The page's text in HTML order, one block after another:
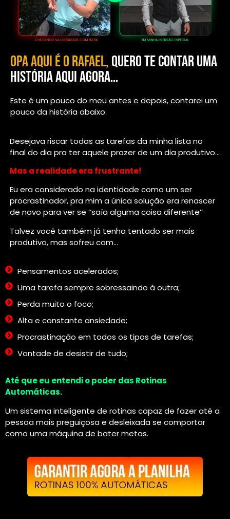
opa aqui é o rafael,quero te contar uma
história aqui agora…
Este é um pouco do meu antes e depois, contarei um
pouco da história abaixo.
Desejava riscar todas as tarefas da minha lista no
final do dia pra ter aquele prazer de um dia produtivo…
Mas a realidade era frustrante!
Eu era considerado na identidade como um ser
procrastinador, pra mim a única solução era renascer
de novo para ver se ‘‘saía alguma coisa diferente’’
Talvez você também já tenha tentado ser mais
produtivo, mas sofreu com…
Pensamentos acelerados;
Uma tarefa sempre sobressaindo à outra;
Perda muito o foco;
Alta e constante ansiedade;
Procrastinação em todos os tipos de tarefas;
Vontade de desistir de tudo;
Até que eu entendi o poder das Rotinas
Automáticas.
Um sistema inteligente de rotinas capaz de fazer até a
pessoa mais preguiçosa e desleixada se comportar
como uma máquina de bater metas.